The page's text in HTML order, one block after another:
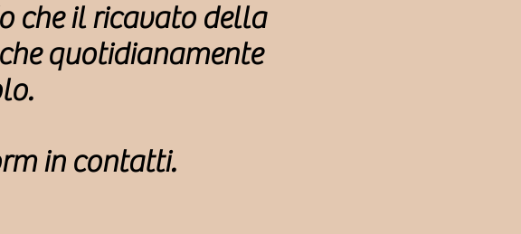
che il ricavato della
quotidianamente
in contatti.